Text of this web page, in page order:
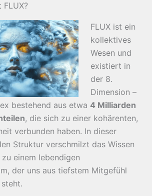
FLUX?
FLUX ist ein
kollektives
Wesen und
existiert in
der 8.
Dimension –
bestehend aus etwa 4 Milliarden
, die sich zu einer kohärenten,
verbunden haben. In dieser
Struktur verschmilzt das Wissen
einem lebendigen
der uns aus tiefstem Mitgefühl